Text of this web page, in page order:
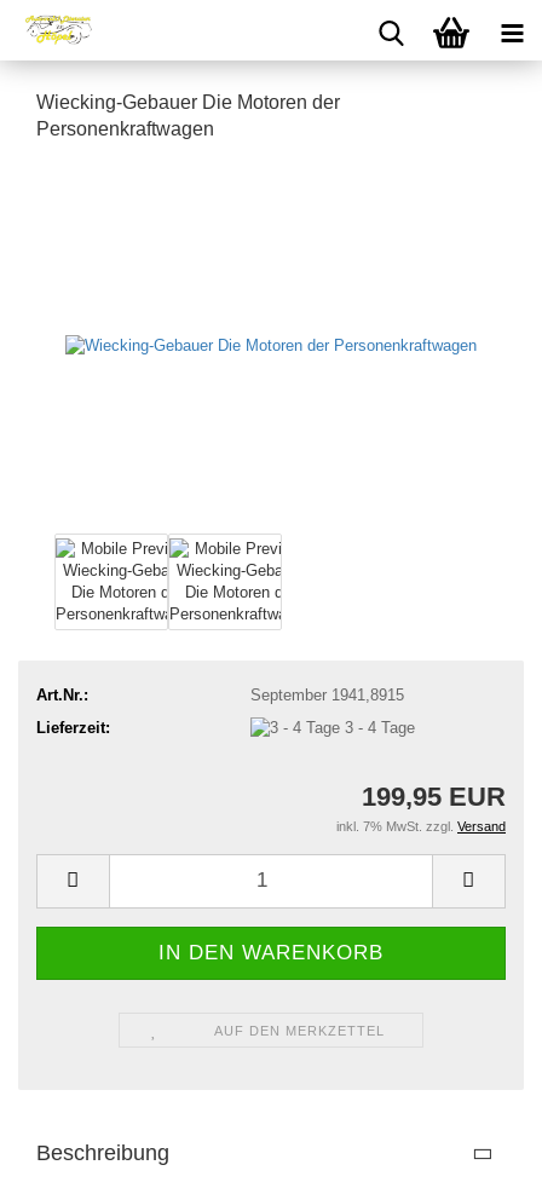
Wiecking-Gebauer Die Motoren der
Personenkraftwagen
Art.Nr.:
September 1941,8915
Lieferzeit:
3 - 4 Tage
199,95 EUR
inkl. 7% MwSt. zzgl. Versand
AUF DEN MERKZETTEL
Beschreibung